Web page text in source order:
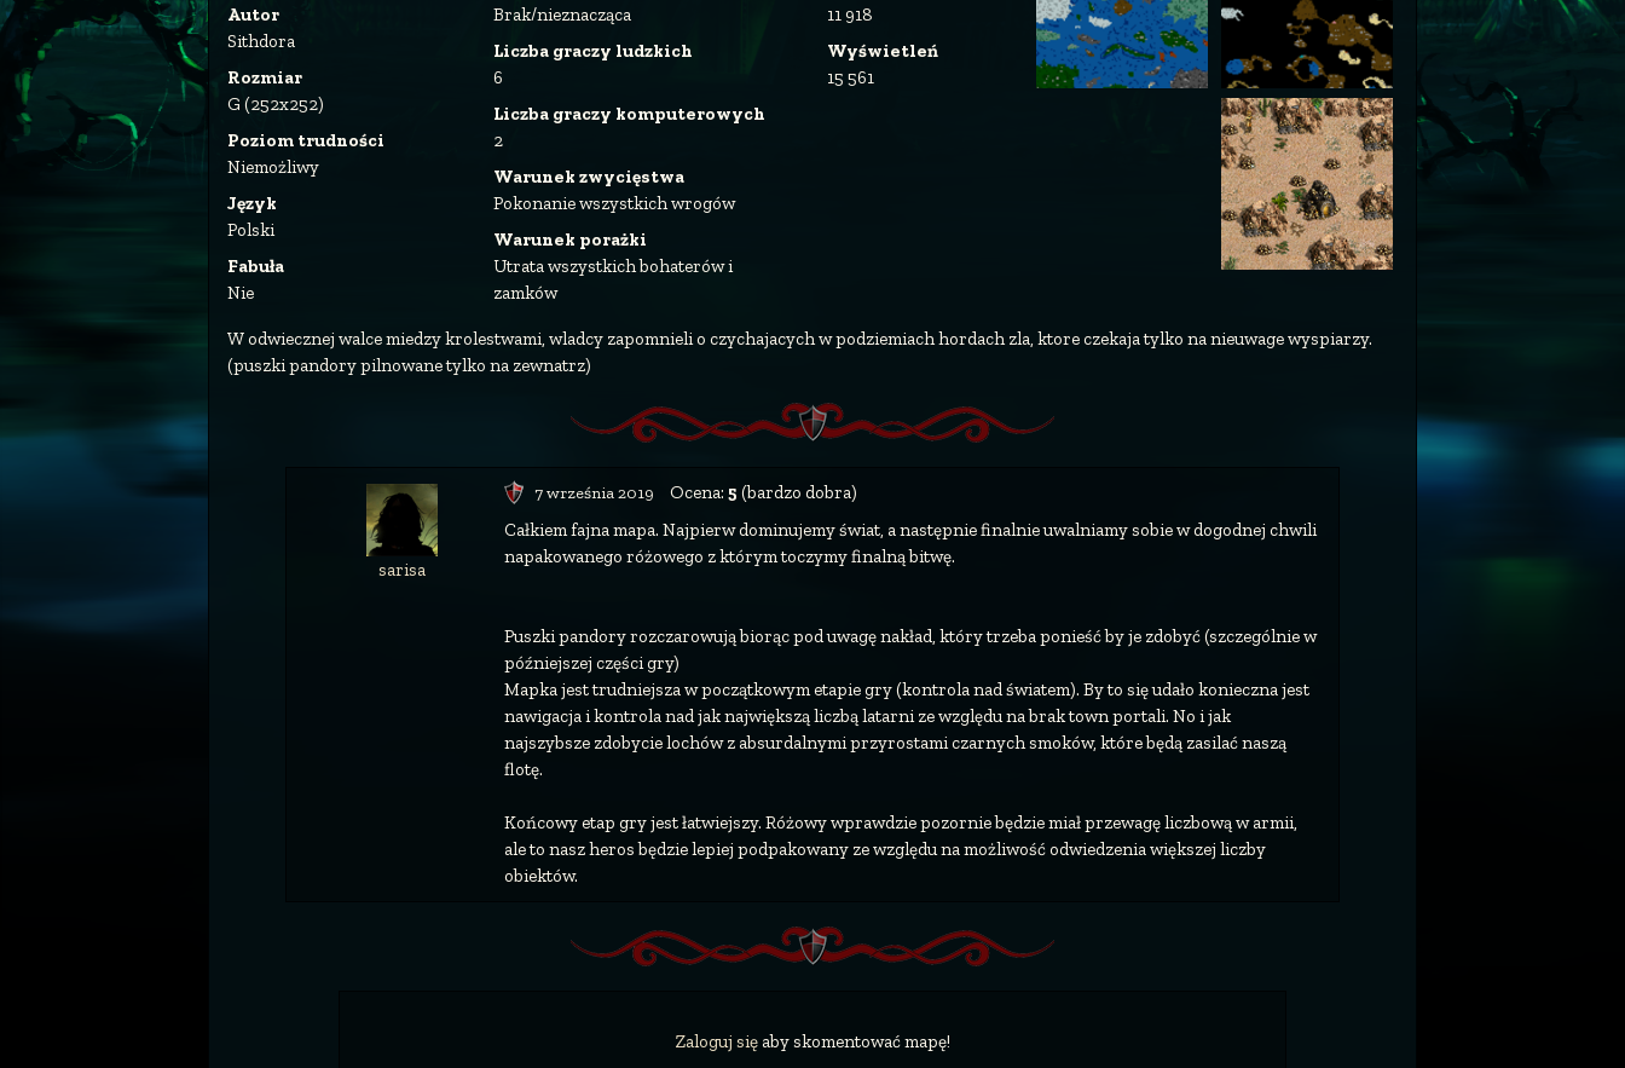
Autor
Sithdora
Rozmiar
G (252x252)
Poziom trudności
Niemożliwy
Język
Polski
Fabuła
Nie
Brak/nieznacząca
Liczba graczy ludzkich
6
Liczba graczy komputerowych
2
Warunek zwycięstwa
Pokonanie wszystkich wrogów
Warunek porażki
Utrata wszystkich bohaterów i
zamków
11 918
Wyświetleń
15 561
W odwiecznej walce miedzy krolestwami, wladcy zapomnieli o czychajacych w podziemiach hordach zla, ktore czekaja tylko na nieuwage wyspiarzy.
(puszki pandory pilnowane tylko na zewnatrz)
sarisa
7 września 2019 Ocena:5 (bardzo dobra)
Całkiem fajna mapa. Najpierw dominujemy świat, a następnie finalnie uwalniamy sobie w dogodnej chwili
napakowanego różowego z którym toczymy finalną bitwę.
Puszki pandory rozczarowują biorąc pod uwagę nakład, który trzeba ponieść by je zdobyć (szczególnie w
późniejszej części gry)
Mapka jest trudniejsza w początkowym etapie gry (kontrola nad światem). By to się udało konieczna jest
nawigacja i kontrola nad jak największą liczbą latarni ze względu na brak town portali. No i jak
najszybsze zdobycie lochów z absurdalnymi przyrostami czarnych smoków, które będą zasilać naszą
flotę.
Końcowy etap gry jest łatwiejszy. Różowy wprawdzie pozornie będzie miał przewagę liczbową w armii,
ale to nasz heros będzie lepiej podpakowany ze względu na możliwość odwiedzenia większej liczby
obiektów.
Zaloguj się aby skomentować mapę!